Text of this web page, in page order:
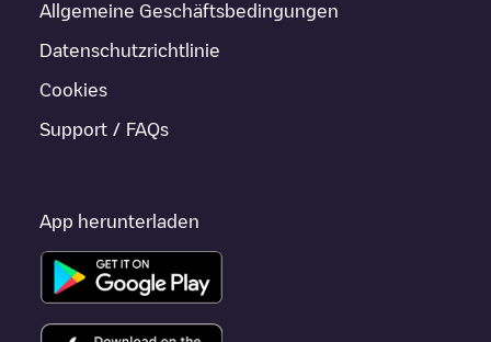
Allgemeine Geschäftsbedingungen
Datenschutzrichtlinie
Cookies
Support / FAQs
App herunterladen